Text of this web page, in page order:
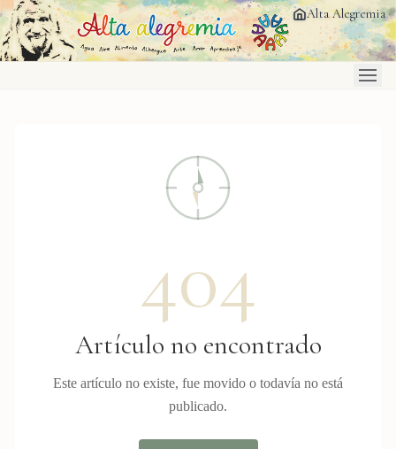
Saltar al contenido principal Alta Alegremia
404
Artículo no encontrado
Este artículo no existe, fue movido o todavía no está
publicado.